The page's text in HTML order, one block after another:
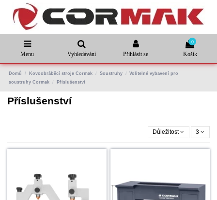
Menu Vyhledávání Přihlásit se
0
Košík
Domů Kovoobráběcí stroje Cormak Soustruhy
Volitelné vybavení pro
soustruhy Cormak
Příslušenství
Příslušenství
Důležitost 3